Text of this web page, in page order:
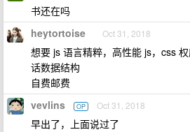
书还在吗
heytortoise Oct 31, 2018
想要 js 语言精粹，高性能 js，css
话数据结构
自费邮费
vevlins OP Oct 31, 2018
早出了，上面说过了